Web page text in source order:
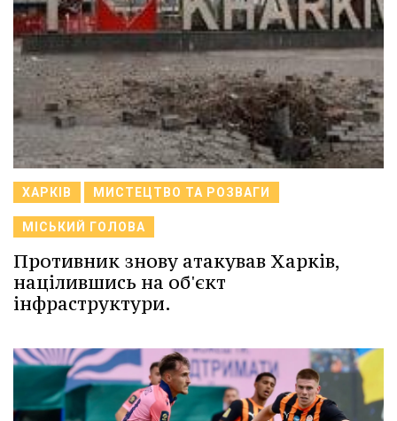
ХАРКІВ МИСТЕЦТВО ТА РОЗВАГИ
МІСЬКИЙ ГОЛОВА
Противник знову атакував Харків,
націлившись на об'єкт
інфраструктури.